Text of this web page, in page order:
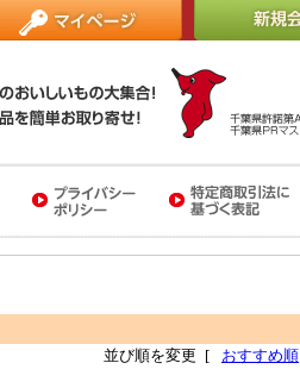
並び順を変更 [ おすすめ順